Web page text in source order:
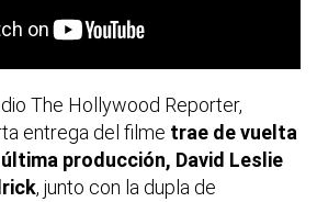
The Hollywood Reporter,
entrega del filme trae de vuelta
producción, David Leslie
, junto con la dupla de